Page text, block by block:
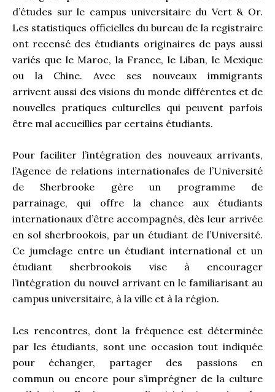
d’études sur le campus universitaire du Vert & Or.
Les statistiques officielles du bureau de la registraire
ont recensé des étudiants originaires de pays aussi
variés que le Maroc, la France, le Liban, le Mexique
ou la Chine. Avec ses nouveaux immigrants
arrivent aussi des visions du monde différentes et de
nouvelles pratiques culturelles qui peuvent parfois
être mal accueillies par certains étudiants.
Pour faciliter l’intégration des nouveaux arrivants,
l’Agence de relations internationales de l’Université
de Sherbrooke gère un programme de
parrainage, qui offre la chance aux étudiants
internationaux d’être accompagnés, dès leur arrivée
en sol sherbrookois, par un étudiant de l’Université.
Ce jumelage entre un étudiant international et un
étudiant sherbrookois vise à encourager
l’intégration du nouvel arrivant en le familiarisant au
campus universitaire, à la ville et à la région.
Les rencontres, dont la fréquence est déterminée
par les étudiants, sont une occasion tout indiquée
pour échanger, partager des passions en
commun ou encore pour s’imprégner de la culture